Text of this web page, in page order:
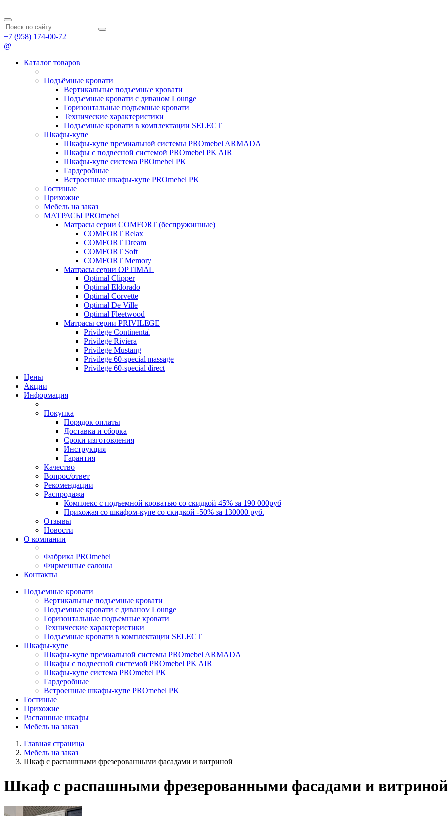
+7 (958) 174-00-72
@
Каталог товаров
Подъёмные кровати
Вертикальные подъемные кровати
Подъемные кровати с диваном Lounge
Горизонтальные подъемные кровати
Технические характеристики
Подъемные кровати в комплектации SELECT
Шкафы-купе
Шкафы-купе премиальной системы PROmebel ARMADA
Шкафы с подвесной системой PROmebel PK AIR
Шкафы-купе система PROmebel PK
Гардеробные
Встроенные шкафы-купе PROmebel PK
Гостиные
Прихожие
Мебель на заказ
МАТРАСЫ PROmebel
Матрасы серии COMFORT (беспружинные)
COMFORT Relax
COMFORT Dream
COMFORT Soft
COMFORT Memory
Матрасы серии OPTIMAL
Optimal Clipper
Optimal Eldorado
Optimal Corvette
Optimal De Ville
Optimal Fleetwood
Матрасы серии PRIVILEGE
Privilege Continental
Privilege Riviera
Privilege Mustang
Privilege 60-special massage
Privilege 60-special direct
Цены
Акции
Информация
Покупка
Порядок оплаты
Доставка и сборка
Сроки изготовления
Инструкция
Гарантия
Качество
Вопрос/ответ
Рекомендации
Распродажа
Комплекс с подъемной кроватью со скидкой 45% за 190 000руб
Прихожая со шкафом-купе со скидкой -50% за 130000 руб.
Отзывы
Новости
О компании
Фабрика PROmebel
Фирменные салоны
Контакты
Подъемные кровати
Вертикальные подъемные кровати
Подъемные кровати с диваном Lounge
Горизонтальные подъемные кровати
Технические характеристики
Подъемные кровати в комплектации SELECT
Шкафы-купе
Шкафы-купе премиальной системы PROmebel ARMADA
Шкафы с подвесной системой PROmebel PK AIR
Шкафы-купе система PROmebel PK
Гардеробные
Встроенные шкафы-купе PROmebel PK
Гостиные
Прихожие
Распашные шкафы
Мебель на заказ
Главная страница
Мебель на заказ
Шкаф с распашными фрезерованными фасадами и витриной
Шкаф с распашными фрезерованными фасадами и витриной